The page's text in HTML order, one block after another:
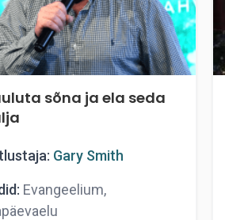
sõna ja ela seda
Gary Smith
Evangeelium,